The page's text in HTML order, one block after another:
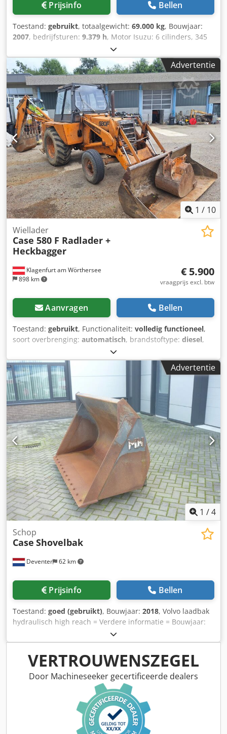
Prijsinfo Bellen
Toestand: gebruikt, totaalgewicht: 69.000 kg, Bouwjaar:
2007, bedrijfsturen: 9.379 h, Motor Isuzu: 6 cilinders, 345
kW – AH-6WG1X – EPA en CE Giek 6,58 m Stel 3 m
Bodemplaten 650 mm Alle hydrauliekslangen
(hamer/grijper en rotatie) Dsdpfeul U H Tsx Anuewa
Hydraulische snelwissel: OIL Quick OQ90 of Lehnhoff HS80
Dieplepel – 4,55 m³ SAE Transportgewicht 69 ton
Transportbreedte 3,93 m Werkbreedte (4,14 m met
opstappen) Transporthoogte 4,37 m Machine is in onze
werkplaats gereviseerd en gerepareerd Rapport op
aanvraag Grote onderhoudsbeurt uitgevoerd: alle oliën en
filters, inclusief 650 liter hydrauliekolie CASE Duitsland
maart 2026: De motor heeft 6 nieuwe injectoren (factuur
op aanvraag)
Advertentie
1 / 10
Klagenfurt am Wörthersee
898 km
Wiellader
Case 580 F Radlader +
Heckbagger
€ 5.900
vraagprijs excl. btw
Aanvragen Bellen
Toestand: gebruikt, Functionaliteit: volledig functioneel,
soort overbrenging: automatisch, brandstoftype: diesel,
7.500 kg
registratie:10/1977, Bouwjaar:1977, Uitrusting:
hydraulica , Technisch in orde Dwsdot S Idrspfx Anuoa
Advertentie
1 /4
Deventer 62 km
Schop
Case Shovelbak
Prijsinfo Bellen
Toestand: goed (gebruikt), Bouwjaar: 2018, Volvo laadbak
hydraulisch high reach = Verdere informatie = Bouwjaar:
2018 Toepasselijk voor: Bouwmachines Snelwisselsysteem:
Ja Technische staat: goed Dwsdpswwtg Sefx Anuja
Optische staat: goed Neem contact op met Gerrit
Haverhoek voor meer informatie.
VERTROUWENSZEGEL
Door Machineseeker gecertificeerde dealers